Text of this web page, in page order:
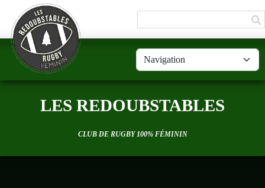
LES REDOUBSTABLES
CLUB DE RUGBY 100% FÉMININ
Panneau de gestion des cookies